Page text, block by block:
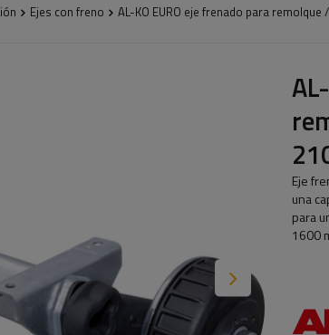
Ejes con freno AL-KO EURO eje frenado para
Eje
una
para
1600